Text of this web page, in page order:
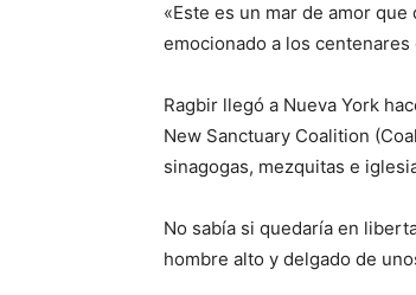
«Este es un mar de amor
emocionado a los
Ragbir llegó a Nueva York
New Sanctuary Coalition
sinagogas, mezquitas e
No sabía si quedaría en
hombre alto y delgado de